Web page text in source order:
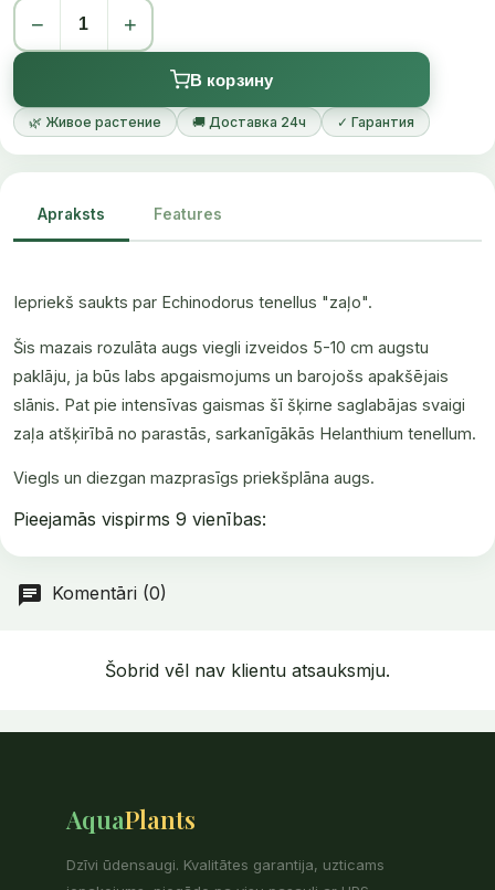
− +
В корзину
🌿 Живое растение 🚚 Доставка 24ч ✓ Гарантия
Apraksts Features
Iepriekš saukts par Echinodorus tenellus "zaļo".
Šis mazais rozulāta augs viegli izveidos 5-10 cm augstu
paklāju, ja būs labs apgaismojums un barojošs apakšējais
slānis. Pat pie intensīvas gaismas šī šķirne saglabājas svaigi
zaļa atšķirībā no parastās, sarkanīgākās Helanthium tenellum.
Viegls un diezgan mazprasīgs priekšplāna augs.
Pieejamās vispirms 9 vienības:
Komentāri (0)
Šobrid vēl nav klientu atsauksmju.
AquaPlants
Dzīvi ūdensaugi. Kvalitātes garantija, uzticams